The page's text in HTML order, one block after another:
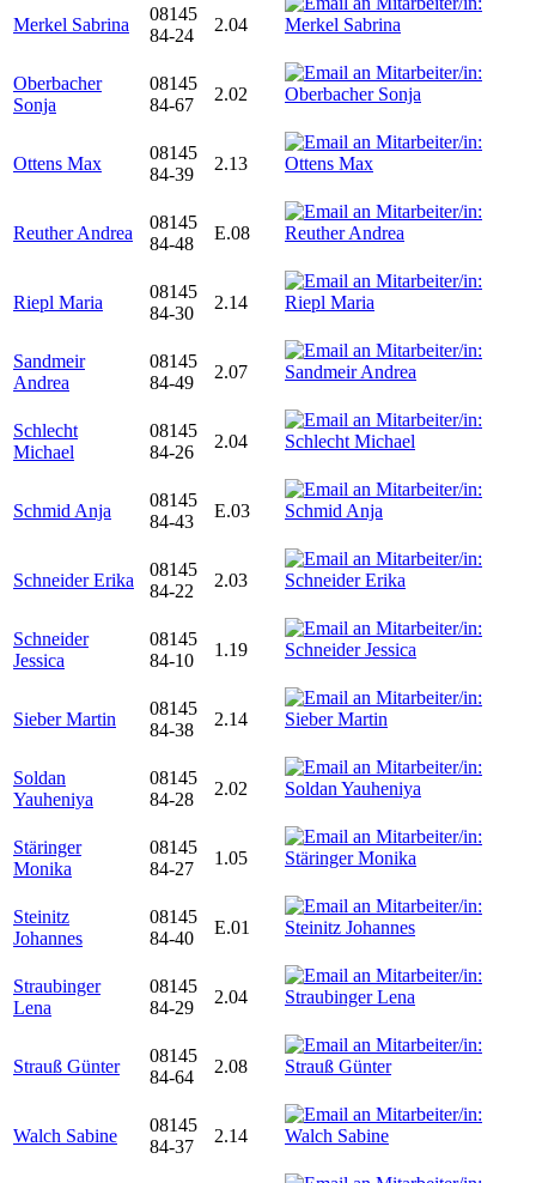
Merkel Sabrina
08145
84-24
2.04
Oberbacher
Sonja
08145
84-67
2.02
Ottens Max
08145
84-39
2.13
Reuther Andrea
08145
84-48
E.08
Riepl Maria
08145
84-30
2.14
Sandmeir
Andrea
08145
84-49
2.07
Schlecht
Michael
08145
84-26
2.04
Schmid Anja
08145
84-43
E.03
Schneider Erika
08145
84-22
2.03
Schneider
Jessica
08145
84-10
1.19
Sieber Martin
08145
84-38
2.14
Soldan
Yauheniya
08145
84-28
2.02
Stäringer
Monika
08145
84-27
1.05
Steinitz
Johannes
08145
84-40
E.01
Straubinger
Lena
08145
84-29
2.04
Strauß Günter
08145
84-64
2.08
Walch Sabine
08145
84-37
2.14